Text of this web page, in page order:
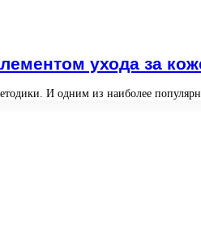
ухода за
И одним из наиболее